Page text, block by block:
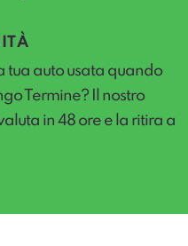
tua auto usata quando
Termine? Il nostro
in 48 ore e la ritira a